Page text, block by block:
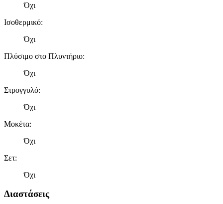
Όχι
Ισοθερμικό:
Όχι
Πλύσιμο στο Πλυντήριο:
Όχι
Στρογγυλό:
Όχι
Μοκέτα:
Όχι
Σετ:
Όχι
Διαστάσεις